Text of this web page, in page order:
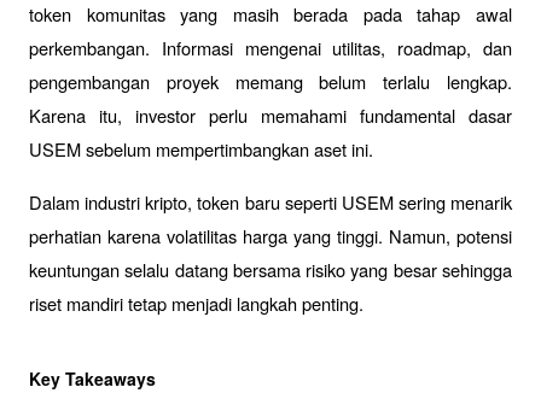
token komunitas yang masih berada pada tahap awal
perkembangan. Informasi mengenai utilitas, roadmap, dan
pengembangan proyek memang belum terlalu lengkap.
Karena itu, investor perlu memahami fundamental dasar
USEM sebelum mempertimbangkan aset ini.
Dalam industri kripto, token baru seperti USEM sering menarik
perhatian karena volatilitas harga yang tinggi. Namun, potensi
keuntungan selalu datang bersama risiko yang besar sehingga
riset mandiri tetap menjadi langkah penting.
Key Takeaways